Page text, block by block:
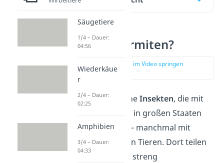
Was sind Termiten?
zur Stelle im Video springen
(00:14)
Termiten sind kleineInsekten, die mit
ihren Artgenossen in großen Staaten
zusammenleben — manchmal mit
mehreren Millionen Tieren. Dort teilen
sie sich ihre Arbeit streng
Säugetiere
1/4 – Dauer:
04:56
Wiederkäue
r
2/4 – Dauer:
02:25
Amphibien
3/4 – Dauer:
04:33